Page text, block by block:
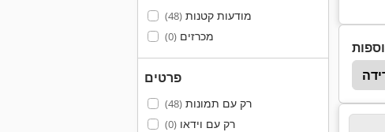
מודעות קטנות(48)
מכרזים(0)
פרטים
רק עם תמונות(48)
רק עם וידאו(0)
חוט חוט מדידה